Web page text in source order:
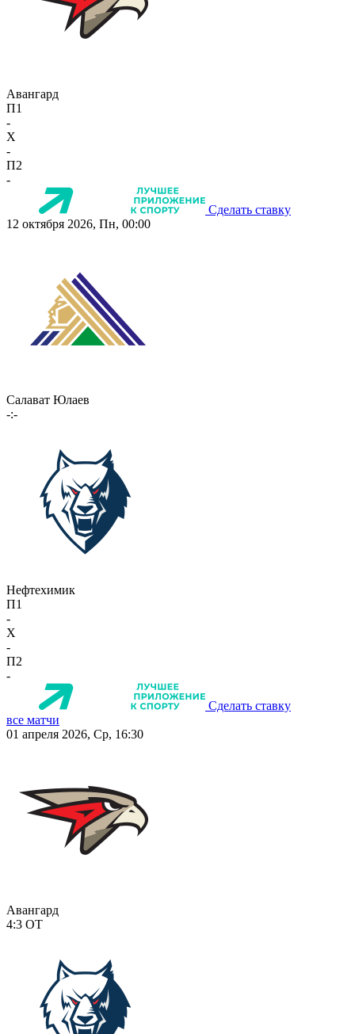
Авангард
П1
-
X
-
П2
-
Сделать ставку
12 октября 2026, Пн, 00:00
Салават Юлаев
-:-
Нефтехимик
П1
-
X
-
П2
-
Сделать ставку
все матчи
01 апреля 2026, Ср, 16:30
Авангард
4:3 ОТ